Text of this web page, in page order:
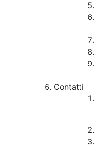
Contatti